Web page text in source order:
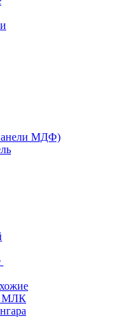
МДФ)
МЛК